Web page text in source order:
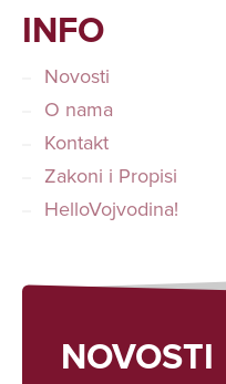
INFO
Novosti
O nama
Kontakt
Zakoni i Propisi
HelloVojvodina!
NOVOSTI